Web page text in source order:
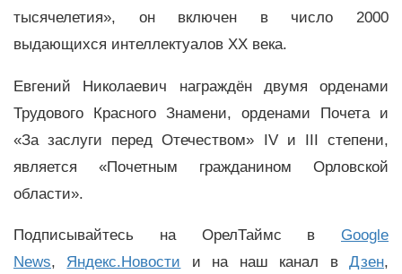
тысячелетия», он включен в число 2000
выдающихся интеллектуалов XX века.
Евгений Николаевич награждён двумя орденами
Трудового Красного Знамени, орденами Почета и
«За заслуги перед Отечеством» IV и III степени,
является «Почетным гражданином Орловской
области».
Подписывайтесь на ОрелТаймс в Google
News, Яндекс.Новости и на наш канал вДзен,